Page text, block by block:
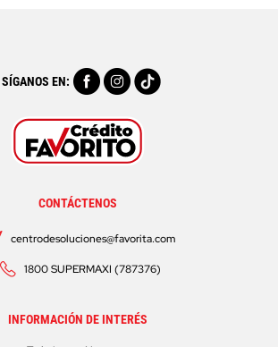
SÍGANOS EN:
CONTÁCTENOS
centrodesoluciones@favorita.com
1800 SUPERMAXI (787376)
INFORMACIÓN DE INTERÉS